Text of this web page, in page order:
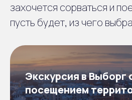
захочется сорваться и
пусть будет, из чего
Экскурсия в Выборг
посещением